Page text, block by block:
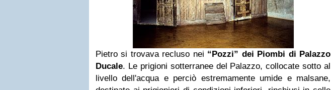
Pietro si trovava recluso nei “Pozzi” dei Piombi di Palazzo
Ducale. Le prigioni sotterranee del Palazzo, collocate sotto al
livello dell'acqua e perciò estremamente umide e malsane,